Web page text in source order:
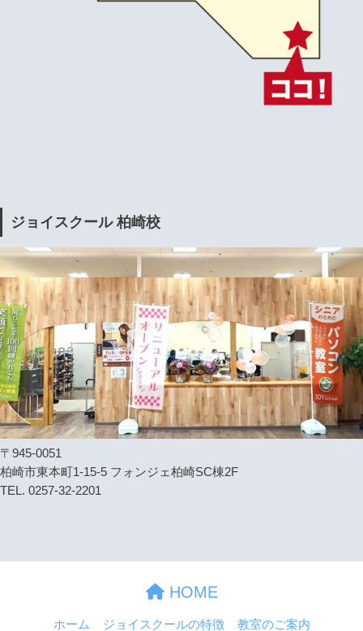
ジョイスクール 柏崎校
〒945-0051
柏崎市東本町1-15-5 フォンジェ柏崎SC棟2F
TEL. 0257-32-2201
HOME
ホーム ジョイスクールの特徴 教室のご案内